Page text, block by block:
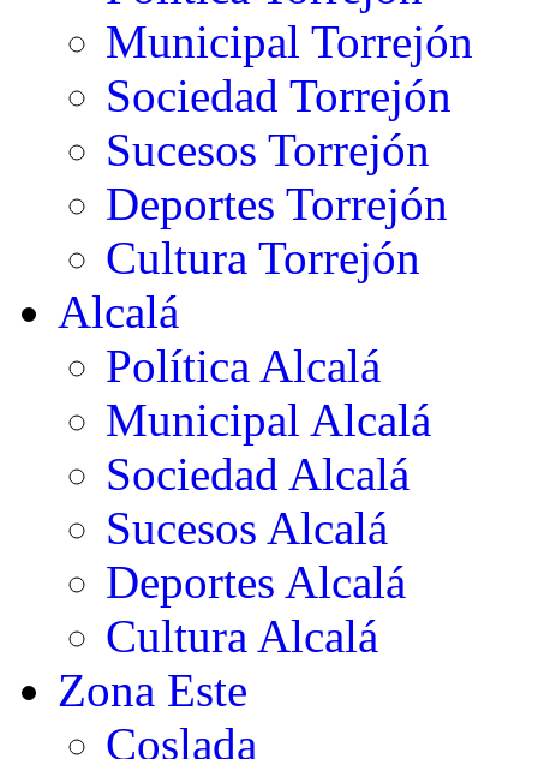
Municipal Torrejón
Sociedad Torrejón
Sucesos Torrejón
Deportes Torrejón
Cultura Torrejón
Alcalá
Política Alcalá
Municipal Alcalá
Sociedad Alcalá
Sucesos Alcalá
Deportes Alcalá
Cultura Alcalá
Zona Este
Coslada